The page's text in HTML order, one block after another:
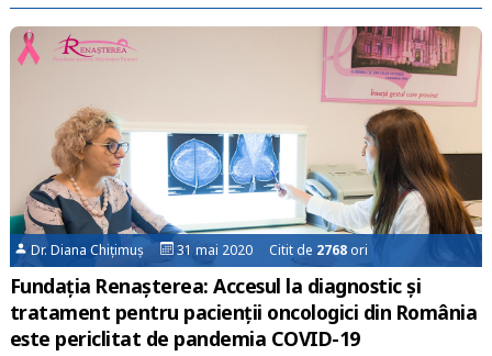
Dr. Diana Chițimuș 31 mai 2020 Citit de 2768ori
Fundația Renașterea: Accesul la diagnostic și
tratament pentru pacienții oncologici din România
este periclitat de pandemia COVID-19